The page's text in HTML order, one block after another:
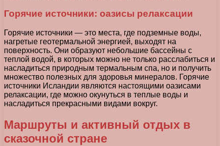
Горячие источники: оазисы релаксации
Горячие источники — это места, где подземные воды,
нагретые геотермальной энергией, выходят на
поверхность. Они образуют небольшие бассейны с
теплой водой, в которых можно не только расслабиться и
насладиться природным термальным спа, но и получить
множество полезных для здоровья минералов. Горячие
источники Исландии являются настоящими оазисами
релаксации, где можно окунуться в теплые воды и
насладиться прекрасными видами вокруг.
Маршруты и активный отдых в
сказочной стране